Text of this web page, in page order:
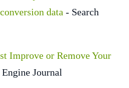
data - Search
Improve or Remove Your
Journal